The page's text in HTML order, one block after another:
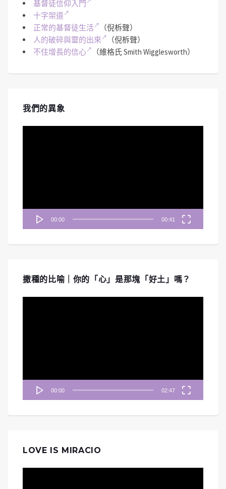
基督徒信仰入門
十字架道
正常的基督徒生活
（倪柝聲）
人的破碎與靈的出來
（倪柝聲）
不住增長的信心
（維格氏 Smith Wigglesworth）
我們的異象
00:00 00:41
撒種的比喻｜你的「心」是那塊「好土」嗎？
00:00 02:47
LOVE IS MIRACIO